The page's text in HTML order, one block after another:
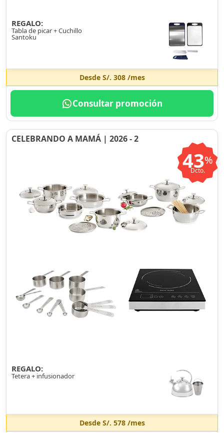
REGALO:
Tabla de picar + Cuchillo
Santoku
Desde S/. 308/mes
Consultar promoción
CELEBRANDO A MAMÁ | 2026 - 2
43%
Dcto.
REGALO:
Tetera + infusionador
Desde S/. 578/mes